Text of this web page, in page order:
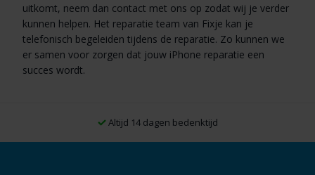
uitkomt, neem dan contact met ons op zodat wij je verder
kunnen helpen. Het reparatie team van Fixje kan je
telefonisch begeleiden tijdens de reparatie. Zo kunnen we
er samen voor zorgen dat jouw iPhone reparatie een
succes wordt.
Altijd 14 dagen bedenktijd